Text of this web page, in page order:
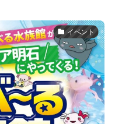
イベント